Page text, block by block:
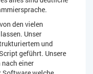
den vielen
Unser
und
geführt. Unsere
nach einer